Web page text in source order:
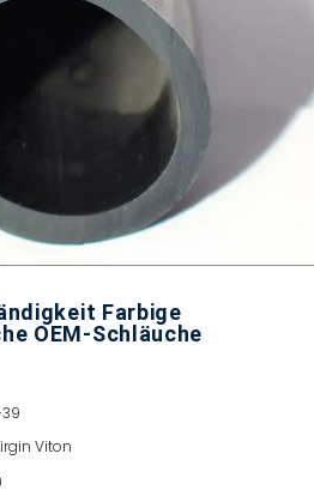
Farbige
OEM-Schläuche
Viton